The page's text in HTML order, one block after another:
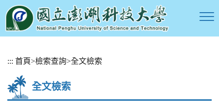
::: 首頁>檢索查詢>全文檢索
全文檢索